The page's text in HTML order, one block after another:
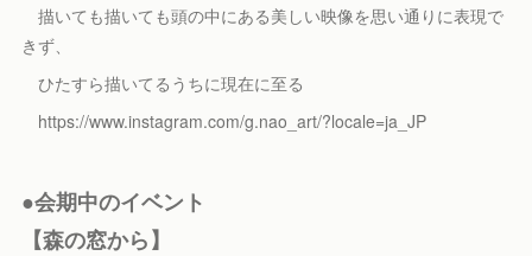
描いても描いても頭の中にある美しい映像を思い通りに表現で
きず、
ひたすら描いてるうちに現在に至る
https://www.instagram.com/g.nao_art/?locale=ja_JP
●会期中のイベント
【森の窓から】